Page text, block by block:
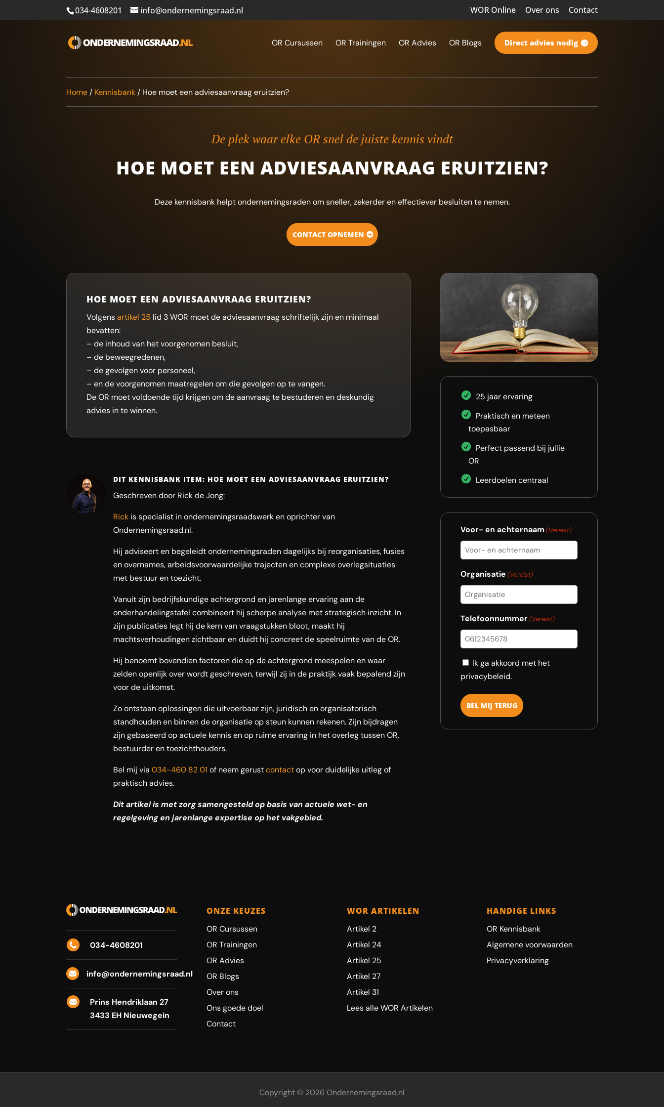
034-4608201 info@ondernemingsraad.nl WOR Online Over ons Contact
OR Cursussen OR Trainingen OR Advies OR Blogs Direct advies nodig
Home / Kennisbank / Hoe moet een adviesaanvraag eruitzien?
De plek waar elke OR snel de juiste kennis vindt
HOE MOET EEN ADVIESAANVRAAG ERUITZIEN?
Deze kennisbank helpt ondernemingsraden om sneller, zekerder en effectiever besluiten te nemen.
CONTACT OPNEMEN
HOE MOET EEN ADVIESAANVRAAG ERUITZIEN?
Volgensartikel 25 lid 3 WOR moet de adviesaanvraag schriftelijk zijn en minimaal
bevatten:
– de inhoud van het voorgenomen besluit,
– de beweegredenen,
– de gevolgen voor personeel,
– en de voorgenomen maatregelen om die gevolgen op te vangen.
De OR moet voldoende tijd krijgen om de aanvraag te bestuderen en deskundig
advies in te winnen.
DIT KENNISBANK ITEM: HOE MOET EEN ADVIESAANVRAAG ERUITZIEN?
Geschreven door Rick de Jong:
Rick is specialist in ondernemingsraadswerk en oprichter van
Ondernemingsraad.nl.
Hij adviseert en begeleidt ondernemingsraden dagelijks bij reorganisaties, fusies
en overnames, arbeidsvoorwaardelijke trajecten en complexe overlegsituaties
met bestuur en toezicht.
Vanuit zijn bedrijfskundige achtergrond en jarenlange ervaring aan de
onderhandelingstafel combineert hij scherpe analyse met strategisch inzicht. In
zijn publicaties legt hij de kern van vraagstukken bloot, maakt hij
machtsverhoudingen zichtbaar en duidt hij concreet de speelruimte van de OR.
Hij benoemt bovendien factoren die op de achtergrond meespelen en waar
zelden openlijk over wordt geschreven, terwijl zij in de praktijk vaak bepalend zijn
voor de uitkomst.
Zo ontstaan oplossingen die uitvoerbaar zijn, juridisch en organisatorisch
standhouden en binnen de organisatie op steun kunnen rekenen. Zijn bijdragen
zijn gebaseerd op actuele kennis en op ruime ervaring in het overleg tussen OR,
bestuurder en toezichthouders.
Bel mij via034-460 82 01 of neem gerustcontactop voor duidelijke uitleg of
praktisch advies.
Dit artikel is met zorg samengesteld op basis van actuele wet- en
regelgeving en jarenlange expertise op het vakgebied.
25 jaar ervaring
Praktisch en meteen
toepasbaar
Perfect passend bij jullie
OR
Leerdoelen centraal
Voor- en achternaam (Vereist)
Organisatie (Vereist)
Telefoonnummer (Vereist)
Consent
Ik ga akkoord met het
privacybeleid.
 034-4608201
 info@ondernemingsraad.nl

Prins Hendriklaan 27
3433 EH Nieuwegein
ONZE KEUZES
OR Cursussen
OR Trainingen
OR Advies
OR Blogs
Over ons
Ons goede doel
Contact
WOR ARTIKELEN
Artikel 2
Artikel 24
Artikel 25
Artikel 27
Artikel 31
Lees alle WOR Artikelen
HANDIGE LINKS
OR Kennisbank
Algemene voorwaarden
Privacyverklaring
Copyright © 2026 Ondernemingsraad.nl